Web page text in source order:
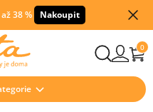
38 % Nakoupit
0